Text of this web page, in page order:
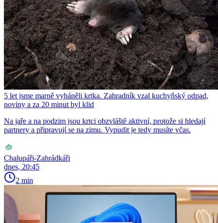
5 let jsme marně vyháněli krtka. Zahradník vzal kuchyňský odpad,
noviny a za 20 minut byl klid
Na jaře a na podzim jsou krtci obzvláště aktivní, protože si hledají
partnery a připravují se na zimu. Vypudit je tedy musíte včas.
Chalupáři-Zahrádkáři
dnes, 20:45
2 min